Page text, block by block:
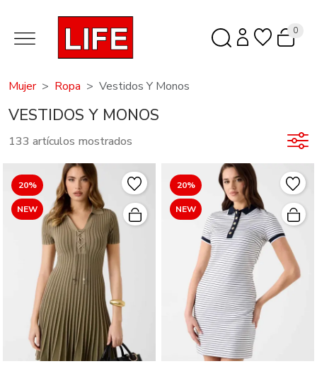
0
Mujer Ropa Vestidos Y Monos
VESTIDOS Y MONOS
133 artículos mostrados
20%
NEW
20%
NEW